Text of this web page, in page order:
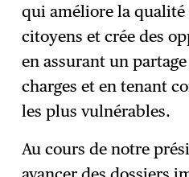
qui améliore la qualité
citoyens et crée des
en assurant un
charges et en tenant
les plus vulnérables.
Au cours de notre